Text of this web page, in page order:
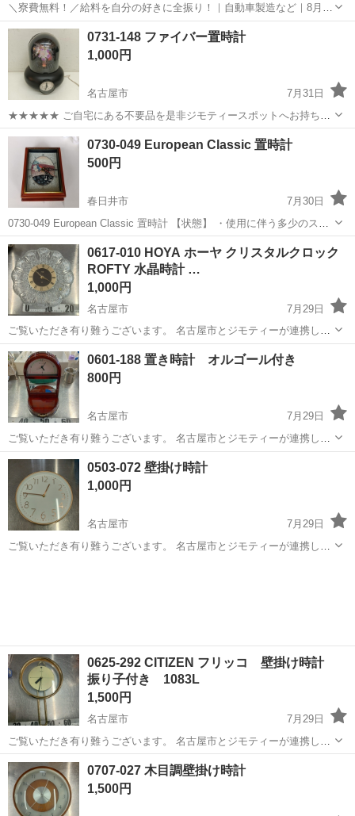
＼寮費無料！／給料を自分の好きに全振り！｜自動車製造など｜8月入
社特典最大20万円！｜入社から半年後には時給2,050円！さらに長く働
くほど時給UP☆ トヨタ車の製造（組立・加工など） トヨタ車体各工
場でのミニバン・SUV...
三重 いなべ市 その他
0731-148 ファイバー置時計
1,000円
名古屋市
7月31日
★★★★★ ご自宅にある不要品を是非ジモティースポットへお持ち込
みしませんか？ 家電、趣味・スポーツ・レジャー用品、こども用品、
衣料服飾品、生活雑貨、家具、本、CD・DVDなどが無料でまとめて持
ち込めます！ ※詳細はこ...
愛知 名古屋市
0730-049 European Classic 置時計
500円
春日井市
7月30日
0730-049 European Classic 置時計 【状態】 ・使用に伴う多少のス
レ、キズ、落としきれない汚れなどございます ・詳細は現地でご確認
ください ・お値引きは出来かねますのでご了承願います ...
愛知 春日井市
0617-010 HOYA ホーヤ クリスタルクロック
ROFTY 水晶時計 …
1,000円
名古屋市
7月29日
ご覧いただき有り難うございます。 名古屋市とジモティーが連携して
運営しています。 粗⼤ごみ等の減量を⽬的にまだ使えるものをリユー
スしています。 ★★★★★ ご自宅にある不要品を是非ジモティースポ
ットへお持...
愛知 名古屋市 時計 リユース
0601-188 置き時計 オルゴール付き
800円
名古屋市
7月29日
ご覧いただき有り難うございます。 名古屋市とジモティーが連携して
運営しています。 粗⼤ごみ等の減量を⽬的にまだ使えるものをリユー
スしています。 ★★★★★ ご自宅にある不要品を是非ジモティースポ
ットへお持...
愛知 名古屋市 リユース
0503-072 壁掛け時計
1,000円
名古屋市
7月29日
ご覧いただき有り難うございます。 名古屋市とジモティーが連携して
0625-292 CITIZEN フリッコ 壁掛け時計
振り子付き 1083L
1,500円
名古屋市
7月29日
ご覧いただき有り難うございます。 名古屋市とジモティーが連携して
運営しています。 粗⼤ごみ等の減量を⽬的にまだ使えるものをリユー
スしています。 ★★★★★ ご自宅にある不要品を是非ジモティースポ
ットへお持...
愛知 名古屋市 リユース
0707-027 木目調壁掛け時計
1,500円